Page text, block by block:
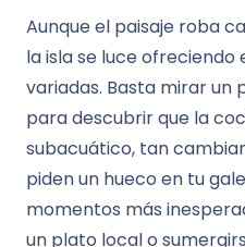
Aunque el paisaje roba
la isla se luce ofreciendo
variadas. Basta mirar un
para descubrir que la
subacuático, tan
piden un hueco en tu
momentos más
un plato local o